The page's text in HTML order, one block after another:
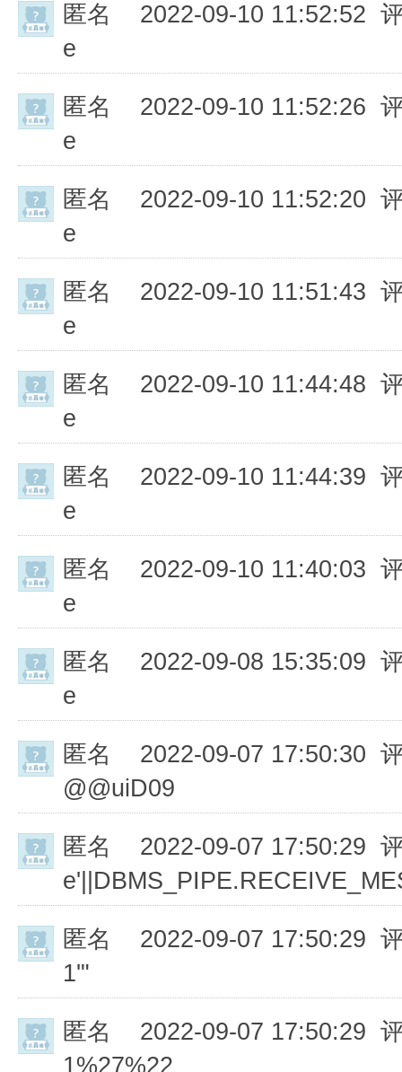
匿名 2022-09-10 11:52:52
e
匿名 2022-09-10 11:52:26
e
匿名 2022-09-10 11:52:20
e
匿名 2022-09-10 11:51:43
e
匿名 2022-09-10 11:44:48
e
匿名 2022-09-10 11:44:39
e
匿名 2022-09-10 11:40:03
e
匿名 2022-09-08 15:35:09
e
匿名 2022-09-07 17:50:30
@@uiD09
匿名 2022-09-07 17:50:29
匿名 2022-09-07 17:50:29
1'"
匿名 2022-09-07 17:50:29
1%27%22